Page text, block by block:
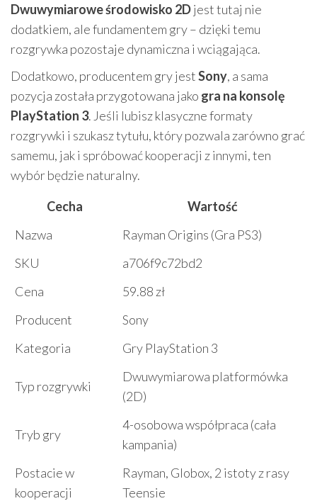
Dwuwymiarowe środowisko 2Djest tutaj nie
dodatkiem, ale fundamentem gry – dzięki temu
rozgrywka pozostaje dynamiczna i wciągająca.
Dodatkowo, producentem gry jestSony, a sama
pozycja została przygotowana jako gra na konsolę
PlayStation 3. Jeśli lubisz klasyczne formaty
rozgrywki i szukasz tytułu, który pozwala zarówno grać
samemu, jak i spróbować kooperacji z innymi, ten
wybór będzie naturalny.
Cecha
Wartość
Nazwa
Rayman Origins (Gra PS3)
SKU
a706f9c72bd2
Cena
59.88 zł
Producent
Sony
Kategoria
Gry PlayStation 3
Typ rozgrywki
Dwuwymiarowa platformówka
(2D)
Tryb gry
4-osobowa współpraca (cała
kampania)
Postacie w
kooperacji
Rayman, Globox, 2 istoty z rasy
Teensie